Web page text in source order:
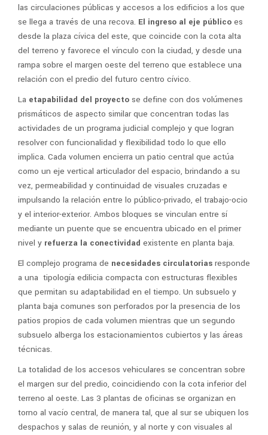
las circulaciones públicas y accesos a los edificios a los que
se llega a través de una recova. El ingreso al eje público es
desde la plaza cívica del este, que coincide con la cota alta
del terreno y favorece el vínculo con la ciudad, y desde una
rampa sobre el margen oeste del terreno que establece una
relación con el predio del futuro centro cívico.
La etapabilidad del proyecto se define con dos volúmenes
prismáticos de aspecto similar que concentran todas las
actividades de un programa judicial complejo y que logran
resolver con funcionalidad y flexibilidad todo lo que ello
implica. Cada volumen encierra un patio central que actúa
como un eje vertical articulador del espacio, brindando a su
vez, permeabilidad y continuidad de visuales cruzadas e
impulsando la relación entre lo público-privado, el trabajo-ocio
y el interior-exterior. Ambos bloques se vinculan entre sí
mediante un puente que se encuentra ubicado en el primer
nivel y refuerza la conectividad existente en planta baja.
El complejo programa de necesidades circulatorias responde
a una tipología edilicia compacta con estructuras flexibles
que permitan su adaptabilidad en el tiempo. Un subsuelo y
planta baja comunes son perforados por la presencia de los
patios propios de cada volumen mientras que un segundo
subsuelo alberga los estacionamientos cubiertos y las áreas
técnicas.
La totalidad de los accesos vehiculares se concentran sobre
el margen sur del predio, coincidiendo con la cota inferior del
terreno al oeste. Las 3 plantas de oficinas se organizan en
torno al vacío central, de manera tal, que al sur se ubiquen los
despachos y salas de reunión, y al norte y con visuales al